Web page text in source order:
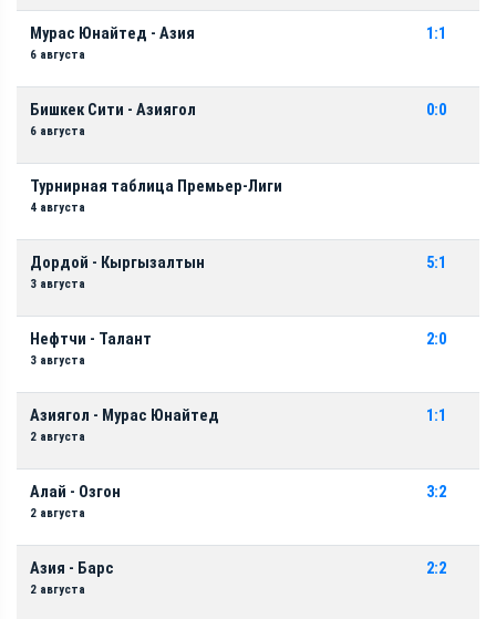
Мурас Юнайтед - Азия
6 августа
1:1
Бишкек Сити - Азиягол
6 августа
0:0
Турнирная таблица Премьер-Лиги
4 августа
Дордой - Кыргызалтын
3 августа
5:1
Нефтчи - Талант
3 августа
2:0
Азиягол - Мурас Юнайтед
2 августа
1:1
Алай - Озгон
2 августа
3:2
Азия - Барс
2 августа
2:2